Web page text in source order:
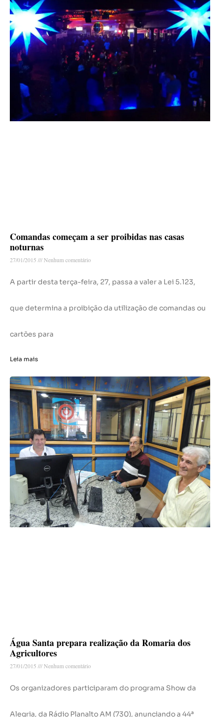
Comandas começam a ser proibidas nas casas
noturnas
27/01/2015 Nenhum comentário
A partir desta terça-feira, 27, passa a valer a Lei 5.123,
que determina a proibição da utilização de comandas ou
cartões para
Leia mais
Água Santa prepara realização da Romaria dos
Agricultores
27/01/2015 Nenhum comentário
Os organizadores participaram do programa Show da
Alegria, da Rádio Planalto AM (730), anunciando a 44ª